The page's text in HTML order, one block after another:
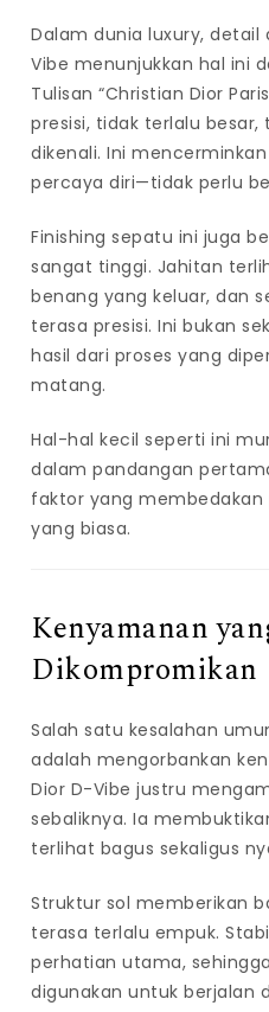
Dalam dunia luxury, detail
Vibe menunjukkan hal ini
Tulisan “Christian Dior
presisi, tidak terlalu
dikenali. Ini
percaya diri—tidak perlu
Finishing sepatu ini juga
sangat tinggi. Jahitan
benang yang keluar, dan
terasa presisi. Ini bukan
hasil dari proses yang
matang.
Hal-hal kecil seperti ini
dalam pandangan
faktor yang
yang biasa.
Kenyamanan
Dikompromikan
Salah satu kesalahan
adalah mengorbankan
Dior D-Vibe justru
sebaliknya. Ia
terlihat bagus sekaligus
Struktur sol memberikan
terasa terlalu empuk.
perhatian utama,
digunakan untuk berjalan